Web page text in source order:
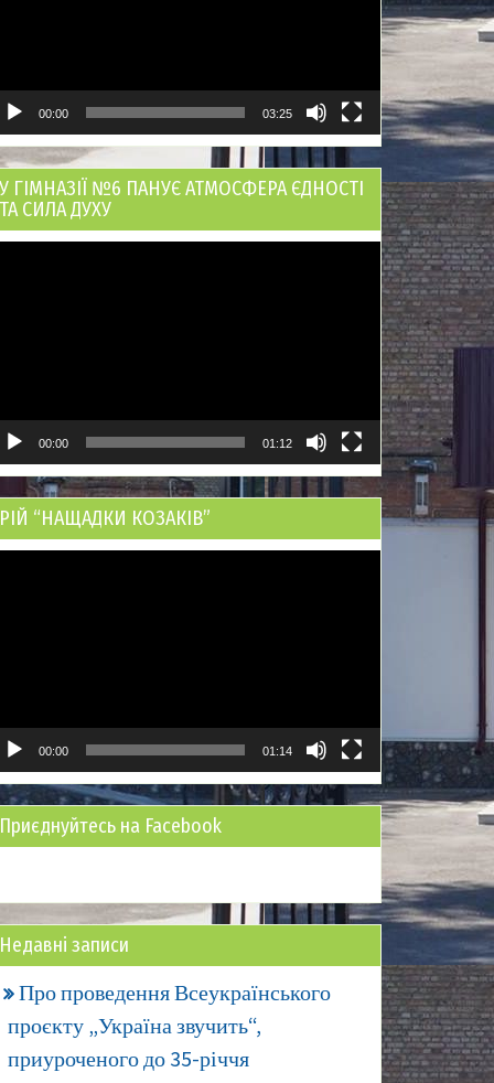
00:00 03:25
У ГІМНАЗІЇ №6 ПАНУЄ АТМОСФЕРА ЄДНОСТІ
ТА СИЛА ДУХУ
00:00 01:12
РІЙ “НАЩАДКИ КОЗАКІВ”
00:00 01:14
Приєднуйтесь на Facebook
Недавні записи
Про проведення Всеукраїнського
проєкту „Україна звучить“,
приуроченого до 35-річчя